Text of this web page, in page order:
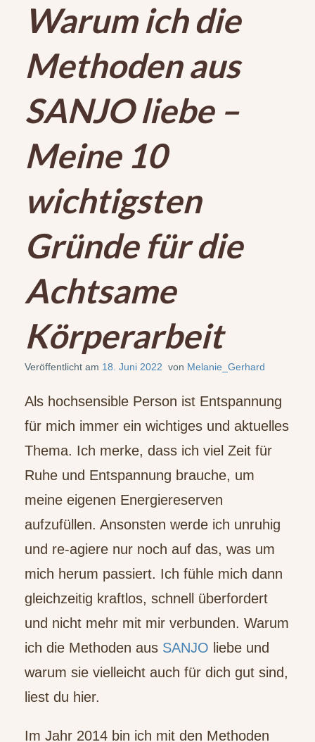
Warum ich die
Methoden aus
SANJO liebe –
Meine 10
wichtigsten
Gründe für die
Achtsame
Körperarbeit
Veröffentlicht am 18. Juni 2022 von Melanie_Gerhard
Als hochsensible Person ist Entspannung
für mich immer ein wichtiges und aktuelles
Thema. Ich merke, dass ich viel Zeit für
Ruhe und Entspannung brauche, um
meine eigenen Energiereserven
aufzufüllen. Ansonsten werde ich unruhig
und re-agiere nur noch auf das, was um
mich herum passiert. Ich fühle mich dann
gleichzeitig kraftlos, schnell überfordert
und nicht mehr mit mir verbunden. Warum
ich die Methoden aus SANJO liebe und
warum sie vielleicht auch für dich gut sind,
liest du hier.
Im Jahr 2014 bin ich mit den Methoden